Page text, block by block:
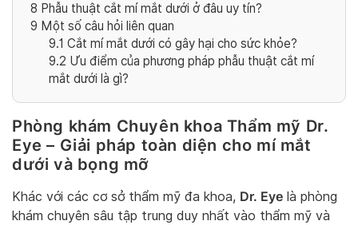
8 Phẫu thuật cắt mí mắt dưới ở đâu uy tín?
9 Một số câu hỏi liên quan
9.1 Cắt mí mắt dưới có gây hại cho sức khỏe?
9.2 Ưu điểm của phương pháp phẫu thuật cắt mí
mắt dưới là gì?
Phòng khám Chuyên khoa Thẩm mỹ Dr.
Eye – Giải pháp toàn diện cho mí mắt
dưới và bọng mỡ
Khác với các cơ sở thẩm mỹ đa khoa, Dr. Eye là phòng
khám chuyên sâu tập trung duy nhất vào thẩm mỹ và